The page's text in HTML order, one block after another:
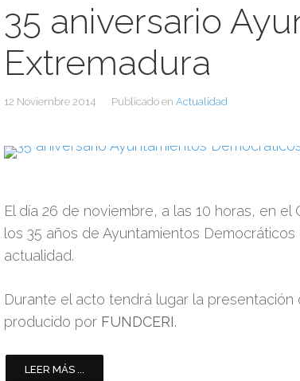
35 aniversario
Extremadura
12 Noviembre 2014 Publicado en Actualidad
El día 26 de noviembre, a las 10 horas, en
los 35 años de Ayuntamientos
actualidad.
Durante el acto tendrá lugar la presentación
producido por FUNDCERI.
LEER MÁS ...